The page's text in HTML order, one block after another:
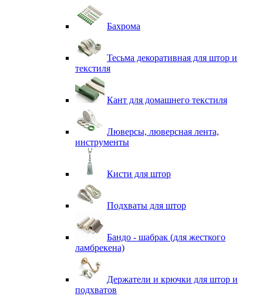
Бахрома
Тесьма декоративная для штор и
текстиля
Кант для домашнего текстиля
Люверсы, люверсная лента,
инструменты
Кисти для штор
Подхваты для штор
Бандо - шабрак (для жесткого
ламбрекена)
Держатели и крючки для штор и
подхватов